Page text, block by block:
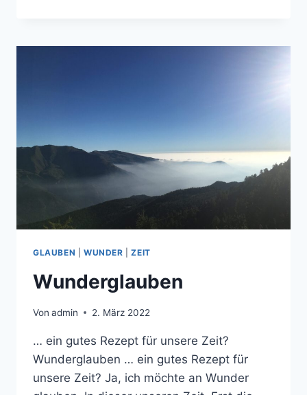
GLAUBEN WUNDER |ZEIT
Wunderglauben
Von admin 2. März 2022
… ein gutes Rezept für unsere Zeit?
Wunderglauben … ein gutes Rezept für
unsere Zeit? Ja, ich möchte an Wunder